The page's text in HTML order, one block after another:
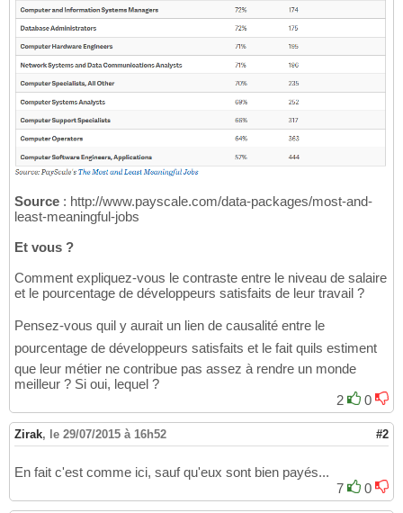
Source : http://www.payscale.com/data-packages/most-and-
least-meaningful-jobs
Et vous ?
Comment expliquez-vous le contraste entre le niveau de salaire
et le pourcentage de développeurs satisfaits de leur travail ?
Pensez-vous quil y aurait un lien de causalité entre le
pourcentage de développeurs satisfaits et le fait quils estiment
que leur métier ne contribue pas assez à rendre un monde
meilleur ? Si oui, lequel ?
2
0
Zirak, le 29/07/2015 à 16h52 #2
En fait c'est comme ici, sauf qu'eux sont bien payés...
7
0